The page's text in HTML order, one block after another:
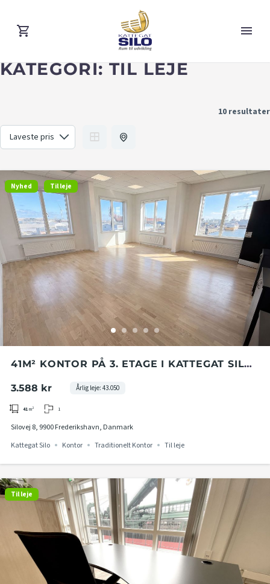
KATEGORI: TIL LEJE
10 resultater
Nyhed Til leje
41M² KONTOR PÅ 3. ETAGE I KATTEGAT SILO
3.588 kr
Årlig leje: 43.050
41 m² 1
Silovej 8, 9900 Frederikshavn, Danmark
Kattegat Silo
Kontor Traditionelt Kontor Til leje
Til leje